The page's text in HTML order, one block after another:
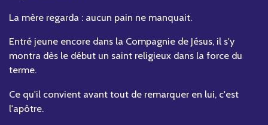
La mère regarda : aucun pain ne manquait.
Entré jeune encore dans la Compagnie de Jésus, il s'y
montra dès le début un saint religieux dans la force du
terme.
Ce qu'il convient avant tout de remarquer en lui, c'est
l'apôtre.